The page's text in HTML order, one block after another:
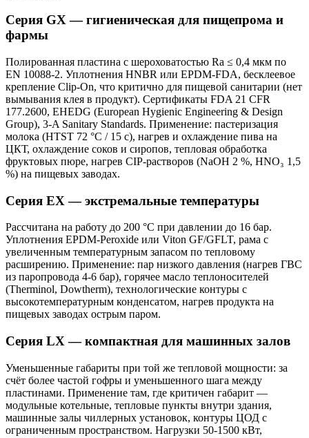
Серия GX — гигиеническая для пищепрома и
фармы
Полированная пластина с шероховатостью Ra ≤ 0,4 мкм по
EN 10088-2. Уплотнения HNBR или EPDM-FDA, бесклеевое
крепление Clip-On, что критично для пищевой санитарии (нет
вымывания клея в продукт). Сертификаты FDA 21 CFR
177.2600, EHEDG (European Hygienic Engineering & Design
Group), 3-A Sanitary Standards. Применение: пастеризация
молока (HTST 72 °C / 15 с), нагрев и охлаждение пива на
ЦКТ, охлаждение соков и сиропов, тепловая обработка
фруктовых пюре, нагрев CIP-растворов (NaOH 2 %, HNO₃ 1,5
%) на пищевых заводах.
Серия EX — экстремальные температуры
Рассчитана на работу до 200 °C при давлении до 16 бар.
Уплотнения EPDM-Peroxide или Viton GF/GFLT, рама с
увеличенным температурным запасом по тепловому
расширению. Применение: пар низкого давления (нагрев ГВС
из паропровода 4-6 бар), горячее масло теплоносителей
(Therminol, Dowtherm), технологические контуры с
высокотемпературным конденсатом, нагрев продукта на
пищевых заводах острым паром.
Серия LX — компактная для машинных залов
Уменьшенные габариты при той же тепловой мощности: за
счёт более частой гофры и уменьшенного шага между
пластинами. Применение там, где критичен габарит —
модульные котельные, тепловые пункты внутри здания,
машинные залы чиллерных установок, контуры ЦОД с
ограниченным пространством. Нагрузки 50-1500 кВт,